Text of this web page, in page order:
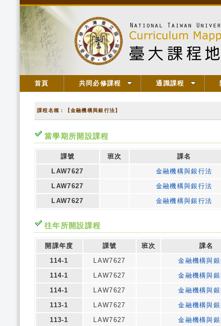
首頁 共同必修課程 通識課程
課程名稱：【金融機構與銀行法】
當學期所開設課程
課號 班次
課名
LAW7627
金融機構與銀行法
LAW7627
金融機構與銀行法
LAW7627
金融機構與銀行法
往年所開設課程
開課年度 課號 班次
課名
114-1
LAW7627
金融機構與
114-1
LAW7627
金融機構與
114-1
LAW7627
金融機構與
113-1
LAW7627
金融機構與
113-1
LAW7627
金融機構與